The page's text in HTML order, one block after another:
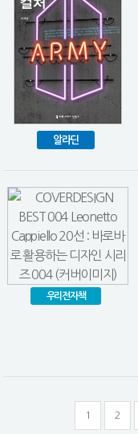
알라딘
우리전자책
1 2